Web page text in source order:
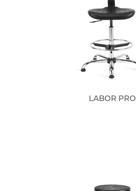
LABOR PRO